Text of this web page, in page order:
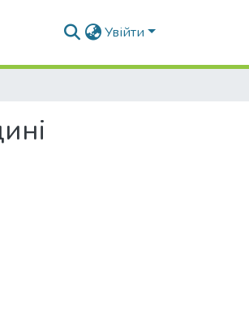
Увійти